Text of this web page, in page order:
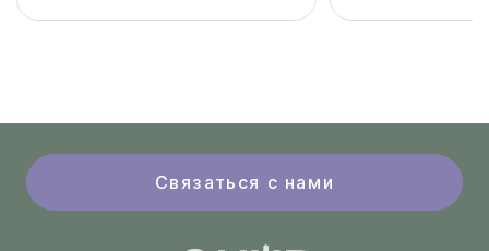
Связаться с нами